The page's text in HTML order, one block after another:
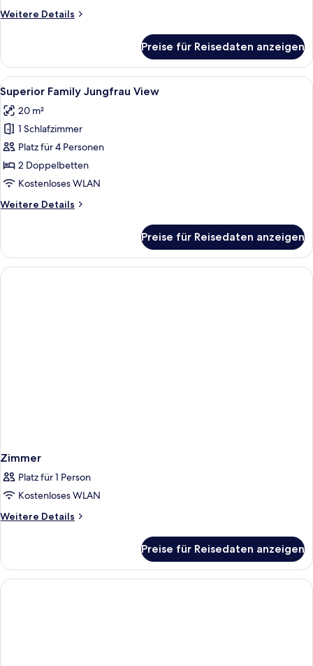
Weitere Details
Weitere
Family
Garden
View
Preise für Reisedaten anzeigen
Alle
Fotos
für
Superior
Family
Jungfrau
View
Ein Badezimmer mit
15
Superior Family Jungfrau View
20 m²
1 Schlafzimmer
Platz für 4 Personen
2 Doppelbetten
Kostenloses WLAN
Weitere Details
Weitere
Family
Jungfrau
View
Preise für Reisedaten anzeigen
Zimmer
Platz für 1 Person
Kostenloses WLAN
Weitere Details
Weitere
Preise für Reisedaten anzeigen